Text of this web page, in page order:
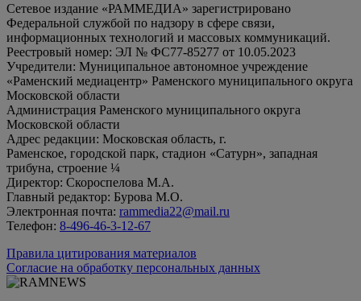
Сетевое издание «РАММЕДИА» зарегистрировано
Федеральной службой по надзору в сфере связи,
информационных технологий и массовых коммуникаций.
Реестровый номер: ЭЛ № ФС77-85277 от 10.05.2023
Учредители: Муниципальное автономное учреждение
«Раменский медиацентр» Раменского муниципального округа
Московской области
Администрация Раменского муниципального округа
Московской области
Адрес редакции: Московская область, г.
Раменское, городской парк, стадион «Сатурн», западная
трибуна, строение ¼
Директор: Скороспелова М.А.
Главный редактор: Бурова М.О.
Электронная почта: rammedia22@mail.ru
Телефон: 8-496-46-3-12-67
Правила цитирования материалов
Согласие на обработку персональных данных